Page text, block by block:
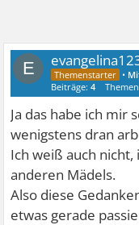
E •
Beiträge:4
Ja das habe ich mir
wenigstens dran
Ich weiß auch
anderen Mädels.
Also diese
etwas gerade